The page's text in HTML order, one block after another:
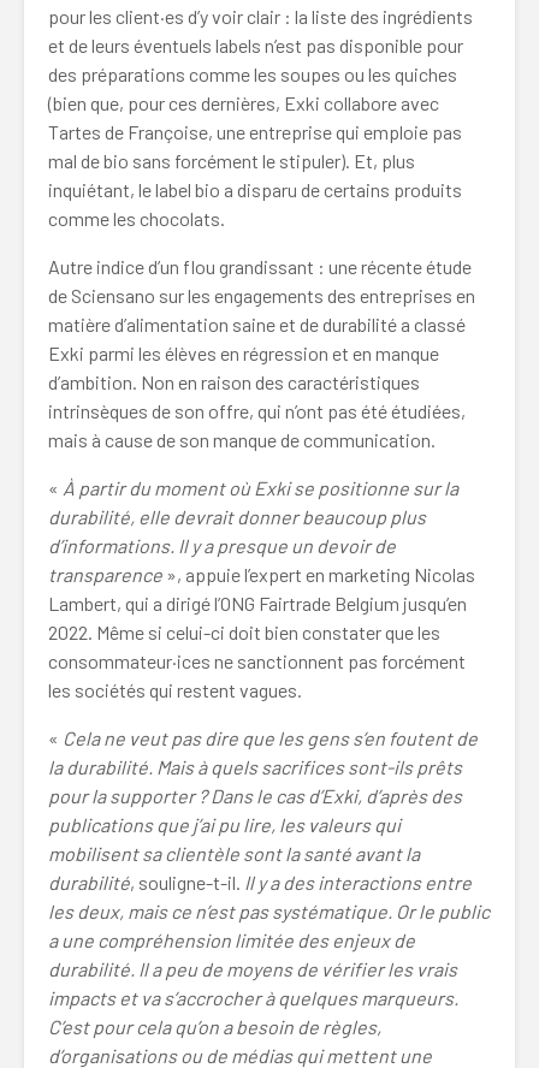
pour les client·es d’y voir clair : la liste des ingrédients
et de leurs éventuels labels n’est pas disponible pour
des préparations comme les soupes ou les quiches
(bien que, pour ces dernières, Exki collabore avec
Tartes de Françoise, une entreprise qui emploie pas
mal de bio sans forcément le stipuler). Et, plus
inquiétant, le label bio a disparu de certains produits
comme les chocolats.
Autre indice d’un flou grandissant : une récente étude
de Sciensano sur les engagements des entreprises en
matière d’alimentation saine et de durabilité a classé
Exki parmi les élèves en régression et en manque
d’ambition. Non en raison des caractéristiques
intrinsèques de son offre, qui n’ont pas été étudiées,
mais à cause de son manque de communication.
« À partir du moment où Exki se positionne sur la
durabilité, elle devrait donner beaucoup plus
d’informations. Il y a presque un devoir de
transparence », appuie l’expert en marketing Nicolas
Lambert, qui a dirigé l’ONG Fairtrade Belgium jusqu’en
2022. Même si celui-ci doit bien constater que les
consommateur·ices ne sanctionnent pas forcément
les sociétés qui restent vagues.
« Cela ne veut pas dire que les gens s’en foutent de
la durabilité. Mais à quels sacrifices sont-ils prêts
pour la supporter ? Dans le cas d’Exki, d’après des
publications que j’ai pu lire, les valeurs qui
mobilisent sa clientèle sont la santé avant la
durabilité, souligne-t-il. Il y a des interactions entre
les deux, mais ce n’est pas systématique. Or le public
a une compréhension limitée des enjeux de
durabilité. Il a peu de moyens de vérifier les vrais
impacts et va s’accrocher à quelques marqueurs.
C’est pour cela qu’on a besoin de règles,
d’organisations ou de médias qui mettent une